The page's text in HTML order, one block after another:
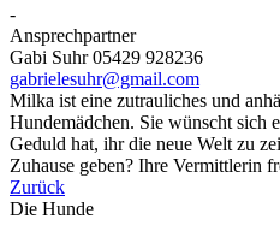
-
Ansprechpartner
Gabi Suhr 05429 928236
gabrielesuhr@gmail.com
Milka ist eine zutrauliches und
Hundemädchen. Sie wünscht sich
Geduld hat, ihr die neue Welt zu
Zuhause geben? Ihre Vermittlerin
Zurück
Die Hunde